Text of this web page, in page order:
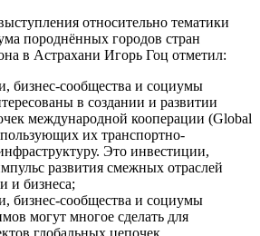
относительно тематики
породнённых городов стран
в Астрахани Игорь Гоц отметил:
бизнес-сообщества и социумы
в создании и развитии
международной кооперации (Global
их транспортно-
Это инвестиции,
развития смежных отраслей
и бизнеса;
бизнес-сообщества и социумы
могут многое сделать для
глобальных цепочек